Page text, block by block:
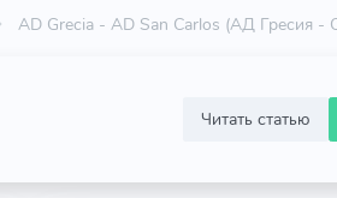
AD Grecia - AD San Carlos (АД Гресия -
Читать статью